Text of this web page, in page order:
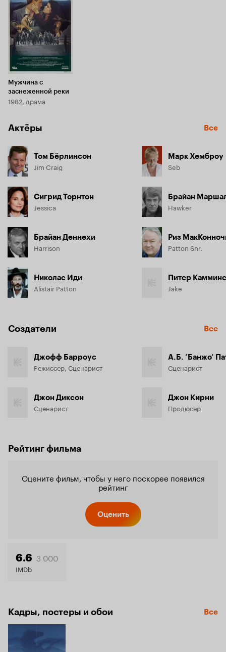
6.9
Мужчина с
заснеженной реки
1982, драма
Актёры Все
Том Бёрлинсон
Jim Craig
Сигрид Торнтон
Jessica
Брайан Деннехи
Harrison
Николас Иди
Alistair Patton
Марк Хемброу
Seb
Брайан
Hawker
Риз
Patton Snr.
Питер Камминс
Jake
Создатели Все
Джофф Барроус
Режиссёр, Сценарист
Джон Диксон
Сценарист
А.Б. ’Банжо’
Сценарист
Джон Кирни
Продюсер
Рейтинг фильма
Оцените фильм, чтобы у него поскорее появился
рейтинг
Оценить
6.6 3 000
IMDb
Кадры, постеры и обои Все